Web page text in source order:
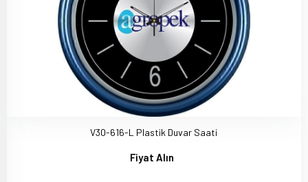
V30-616-L Plastik Duvar Saati
Fiyat Alın